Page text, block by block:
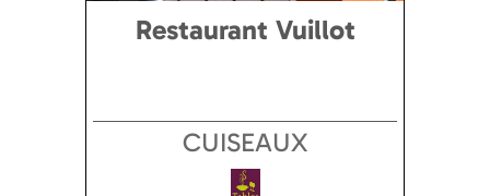
Restaurant Vuillot
CUISEAUX